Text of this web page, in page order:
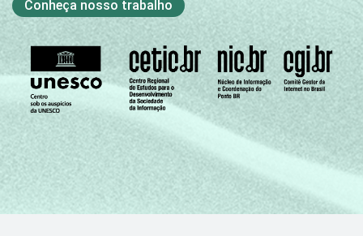
Conheça nosso trabalho